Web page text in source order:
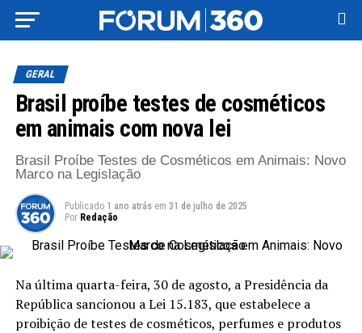
GERAL
Brasil proíbe testes de cosméticos
em animais com nova lei
Brasil Proíbe Testes de Cosméticos em Animais: Novo
Marco na Legislação
Publicado 1 ano atrás em 31 de julho de 2025
Por Redação
Na última quarta-feira, 30 de agosto, a Presidência da
República sancionou a Lei 15.183, que estabelece a
proibição de testes de cosméticos, perfumes e produtos